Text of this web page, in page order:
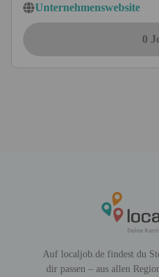
Unternehmenswebsite
0
Auf localjob.de findest du
dir passen – aus allen